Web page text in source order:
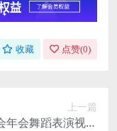
收藏 点赞(0)
上一篇
会舞蹈表演视频